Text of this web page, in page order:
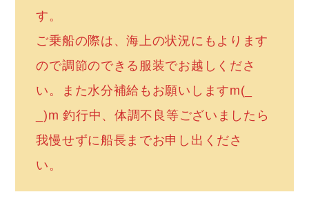
す。
ご乗船の際は、海上の状況にもよります
ので調節のできる服装でお越しくださ
い。また水分補給もお願いしますm(_
_)m 釣行中、体調不良等ございましたら
我慢せずに船長までお申し出くださ
い。